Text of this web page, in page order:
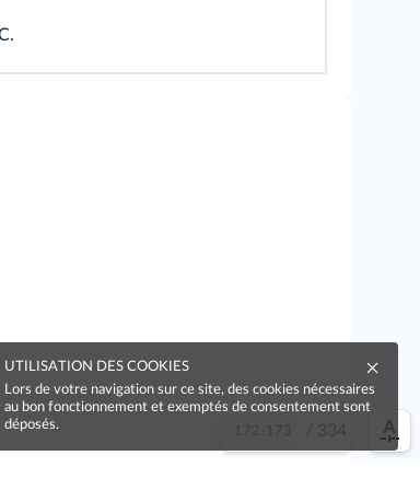
/ 334
UTILISATION DES COOKIES
Lors de votre navigation sur ce site, des cookies nécessaires
au bon fonctionnement et exemptés de consentement sont
déposés.